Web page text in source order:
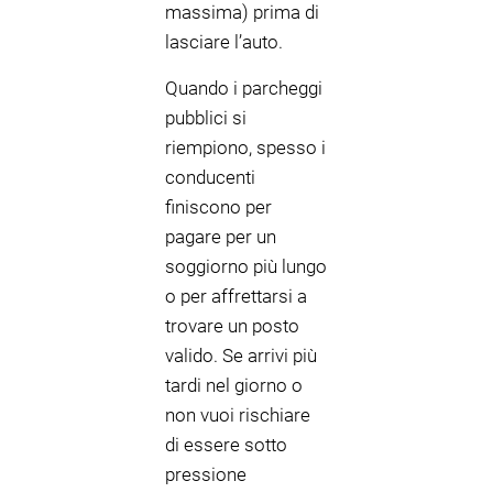
massima) prima di
lasciare l’auto.
Quando i parcheggi
pubblici si
riempiono, spesso i
conducenti
finiscono per
pagare per un
soggiorno più lungo
o per affrettarsi a
trovare un posto
valido. Se arrivi più
tardi nel giorno o
non vuoi rischiare
di essere sotto
pressione